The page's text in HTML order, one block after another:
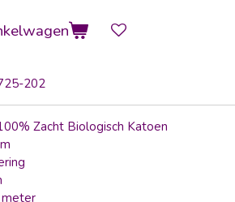
202
Zacht Biologisch Katoen